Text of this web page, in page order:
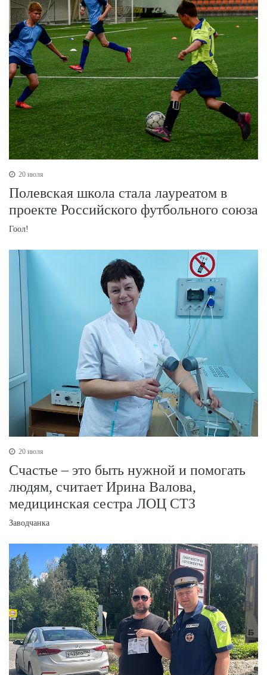
20 июля
Полевская школа стала лауреатом в
проекте Российского футбольного союза
Гоол!
20 июля
Счастье – это быть нужной и помогать
людям, считает Ирина Валова,
медицинская сестра ЛОЦ СТЗ
Заводчанка